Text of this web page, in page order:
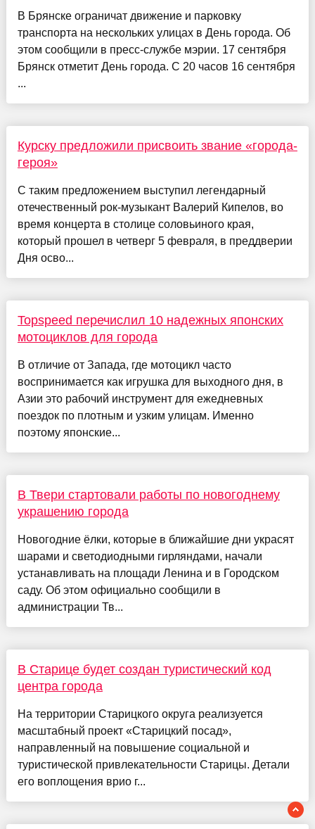
В Брянске ограничат движение и парковку
транспорта на нескольких улицах в День города. Об
этом сообщили в пресс-службе мэрии. 17 сентября
Брянск отметит День города. С 20 часов 16 сентября
...
Курску предложили присвоить звание «города-
героя»
С таким предложением выступил легендарный
отечественный рок-музыкант Валерий Кипелов, во
время концерта в столице соловьиного края,
который прошел в четверг 5 февраля, в преддверии
Дня осво...
Topspeed перечислил 10 надежных японских
мотоциклов для города
В отличие от Запада, где мотоцикл часто
воспринимается как игрушка для выходного дня, в
Азии это рабочий инструмент для ежедневных
поездок по плотным и узким улицам. Именно
поэтому японские...
В Твери стартовали работы по новогоднему
украшению города
Новогодние ёлки, которые в ближайшие дни украсят
шарами и светодиодными гирляндами, начали
устанавливать на площади Ленина и в Городском
саду. Об этом официально сообщили в
администрации Тв...
В Старице будет создан туристический код
центра города
На территории Старицкого округа реализуется
масштабный проект «Старицкий посад»,
направленный на повышение социальной и
туристической привлекательности Старицы. Детали
его воплощения врио г...